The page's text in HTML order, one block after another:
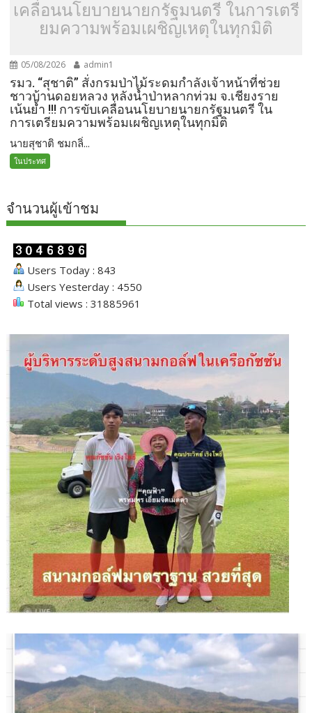
เคลื่อนนโยบายนายกรัฐมนตรี ในการเตรี
ยมความพร้อมเผชิญเหตุในทุกมิติ
05/08/2026 admin1
รมว. “สุชาติ” สั่งกรมป่าไม้ระดมกำลังเจ้าหน้าที่ช่วย
ชาวบ้านดอยหลวง หลังน้ำป่าหลากท่วม จ.เชียงราย
เน้นย้ำ !!! การขับเคลื่อนนโยบายนายกรัฐมนตรี ใน
การเตรียมความพร้อมเผชิญเหตุในทุกมิติ
นายสุชาติ ชมกลิ่...
ในประทศ
จำนวนผู้เข้าชม
Users Today : 843
Users Yesterday : 4550
Total views : 31885961